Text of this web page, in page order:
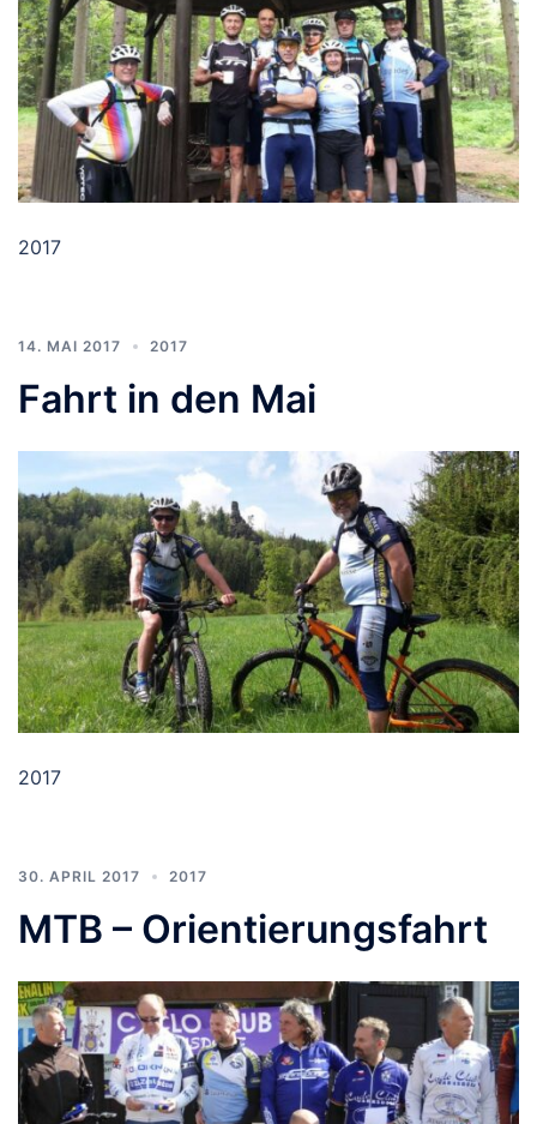
2017
14. MAI 2017 2017
Fahrt in den Mai
2017
30. APRIL 2017 2017
MTB – Orientierungsfahrt